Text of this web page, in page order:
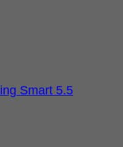
Smart 5.5